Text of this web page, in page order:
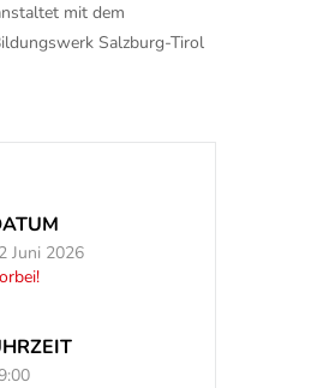
mit dem
Salzburg-Tirol
Juni 2026